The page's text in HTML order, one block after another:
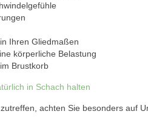
Ihren Gliedmaßen
körperliche Belastung
Brustkorb
achten Sie besonders auf